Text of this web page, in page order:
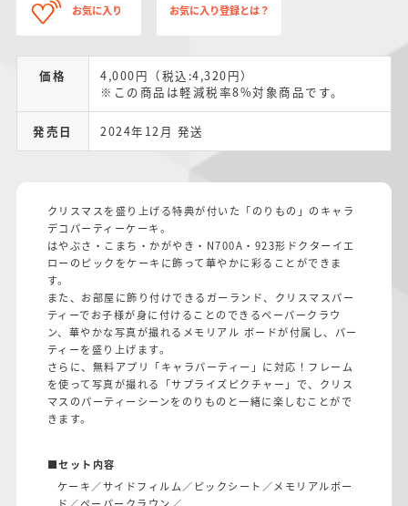
お気に入り お気に入り登録とは？
価格
4,000円（税込:4,320円）
※この商品は軽減税率8%対象商品です。
発売日 2024年12月 発送
クリスマスを盛り上げる特典が付いた「のりもの」のキャラ
デコパーティーケーキ。
はやぶさ・こまち・かがやき・N700A・923形ドクターイエ
ローのピックをケーキに飾って華やかに彩ることができま
す。
また、お部屋に飾り付けできるガーランド、クリスマスパー
ティーでお子様が身に付けることのできるペーパークラウ
ン、華やかな写真が撮れるメモリアル ボードが付属し、パー
ティーを盛り上げます。
さらに、無料アプリ「キャラパーティー」に対応！フレーム
を使って写真が撮れる「サプライズピクチャー」で、クリス
マスのパーティーシーンをのりものと一緒に楽しむことがで
きます。
■セット内容
ケーキ／サイドフィルム／ピックシート／メモリアルボー